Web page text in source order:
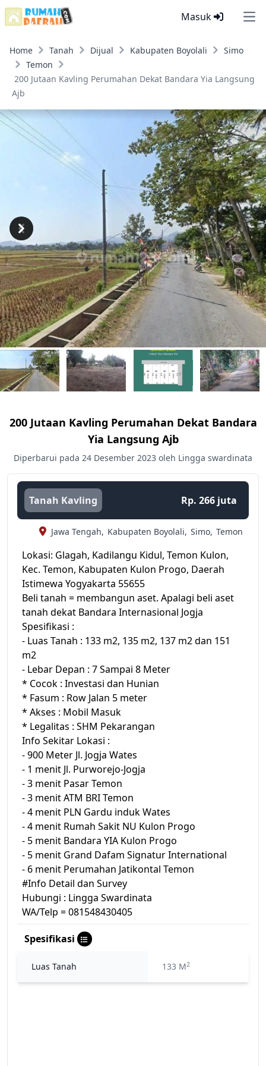
Masuk
Home Tanah Dijual Kabupaten Boyolali
Simo
Temon
200 Jutaan Kavling Perumahan Dekat Bandara Yia Langsung
Ajb
Previous
Next
200 Jutaan Kavling Perumahan Dekat Bandara
Yia Langsung Ajb
Diperbarui pada 24 Desember 2023 oleh Lingga swardinata
Tanah Kavling Rp. 266 juta
Jawa Tengah, Kabupaten Boyolali, Simo, Temon
Lokasi: Glagah, Kadilangu Kidul, Temon Kulon,
Kec. Temon, Kabupaten Kulon Progo, Daerah
Istimewa Yogyakarta 55655
Beli tanah = membangun aset. Apalagi beli aset
tanah dekat Bandara Internasional Jogja
Spesifikasi :
- Luas Tanah : 133 m2, 135 m2, 137 m2 dan 151
m2
- Lebar Depan : 7 Sampai 8 Meter
* Cocok : Investasi dan Hunian
* Fasum : Row Jalan 5 meter
* Akses : Mobil Masuk
* Legalitas : SHM Pekarangan
Info Sekitar Lokasi :
- 900 Meter Jl. Jogja Wates
- 1 menit Jl. Purworejo-Jogja
- 3 menit Pasar Temon
- 3 menit ATM BRI Temon
- 4 menit PLN Gardu induk Wates
- 4 menit Rumah Sakit NU Kulon Progo
- 5 menit Bandara YIA Kulon Progo
- 5 menit Grand Dafam Signatur International
- 6 menit Perumahan Jatikontal Temon
#Info Detail dan Survey
Hubungi : Lingga Swardinata
WA/Telp = 081548430405
Spesifikasi
Luas Tanah 133 M2